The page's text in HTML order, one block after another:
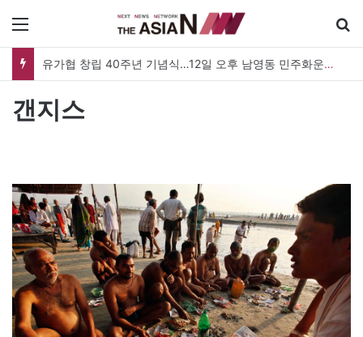
유가협 창립 40주년 기념식…12일 오후 남영동 민주화운동기념관
갠지스